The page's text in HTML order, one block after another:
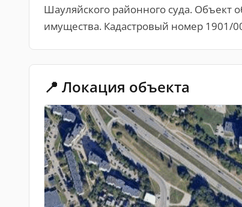
Шауляйского районного суда.
имущества. Кадастровый номер 1901/
📍 Локация объекта